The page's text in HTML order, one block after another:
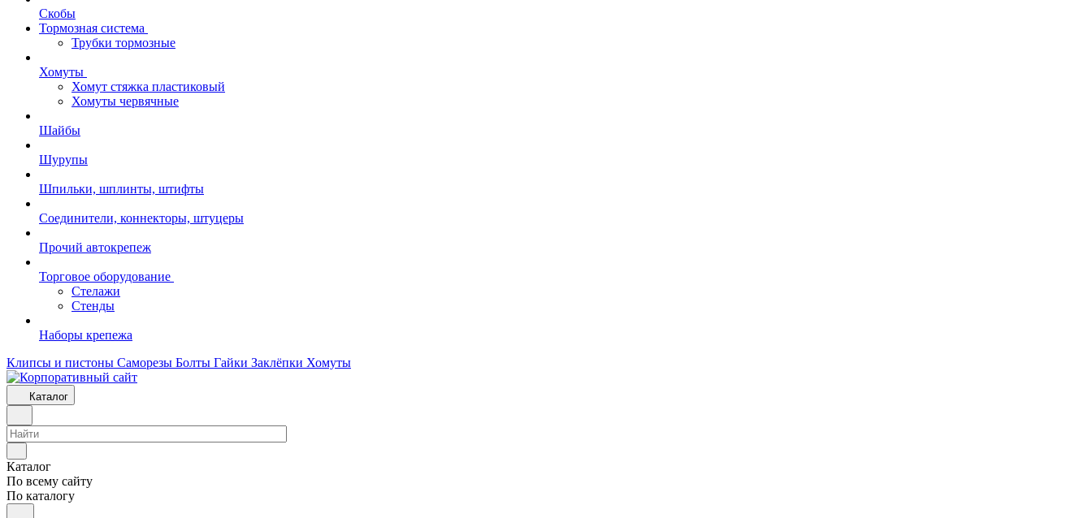
Скобы
Тормозная система
Трубки тормозные
Хомуты
Хомут стяжка пластиковый
Хомуты червячные
Шайбы
Шурупы
Шпильки, шплинты, штифты
Соединители, коннекторы, штуцеры
Прочий автокрепеж
Торговое оборудование
Стелажи
Стенды
Наборы крепежа
Клипсы и пистоны Саморезы Болты Гайки Заклёпки Хомуты
Каталог
Каталог
По всему сайту
По каталогу